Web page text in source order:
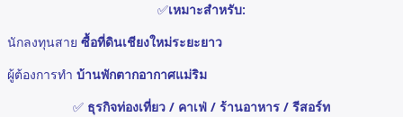
✅เหมาะสำหรับ:
นักลงทุนสาย ซื้อที่ดินเชียงใหม่ระยะยาว
ผู้ต้องการทำ บ้านพักตากอากาศแม่ริม
✅ ธุรกิจท่องเที่ยว / คาเฟ่ / ร้านอาหาร / รีสอร์ท